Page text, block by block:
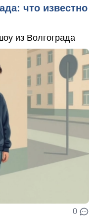
что известно
из Волгограда
0